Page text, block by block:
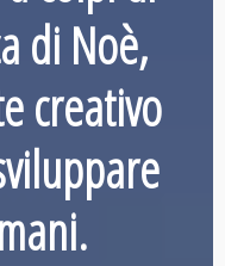
di Noè,
creativo